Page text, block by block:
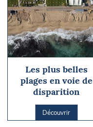
Les plus belles
plages en voie de
disparition
Découvrir